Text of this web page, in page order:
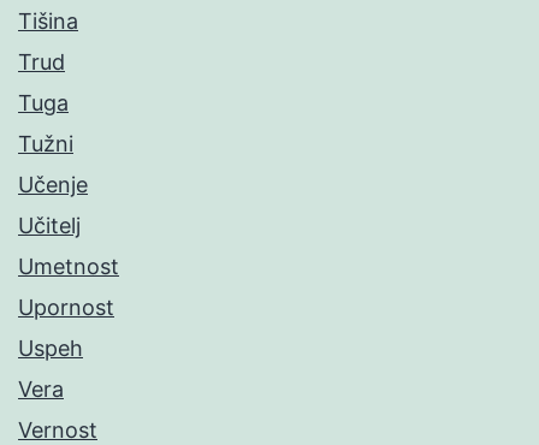
Tišina
Trud
Tuga
Tužni
Učenje
Učitelj
Umetnost
Upornost
Uspeh
Vera
Vernost